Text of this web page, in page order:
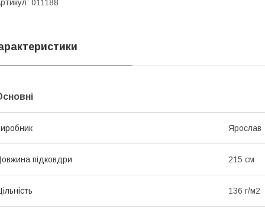
011188
Ярослав
підковдри 215 см
136 г/м2